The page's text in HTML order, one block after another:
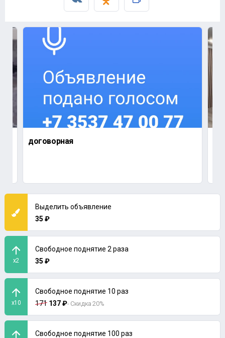
договорная
Выделить объявление
35 ₽
x2
Свободное поднятие 2 раза
35 ₽
x10
Свободное поднятие 10 раз
171 137 ₽- Скидка 20%
Свободное поднятие 100 раз